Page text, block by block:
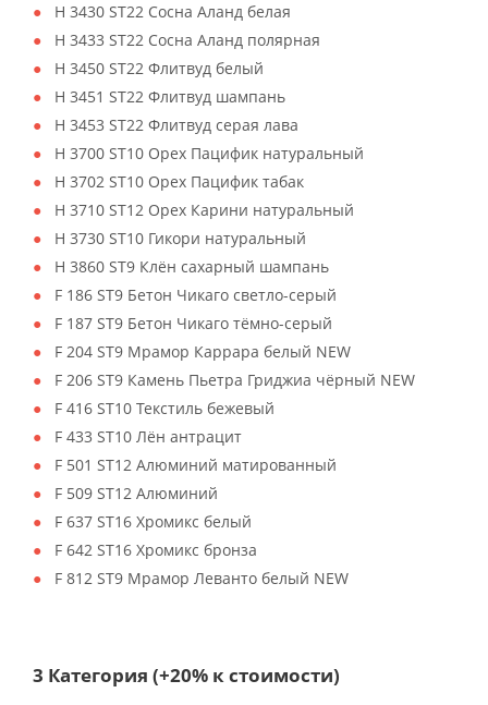
H 3430 ST22 Сосна Аланд белая
H 3433 ST22 Сосна Аланд полярная
H 3450 ST22 Флитвуд белый
H 3451 ST22 Флитвуд шампань
H 3453 ST22 Флитвуд серая лава
H 3700 ST10 Орех Пацифик натуральный
H 3702 ST10 Орех Пацифик табак
H 3710 ST12 Орех Карини натуральный
H 3730 ST10 Гикори натуральный
H 3860 ST9 Клён сахарный шампань
F 186 ST9 Бетон Чикаго светло-серый
F 187 ST9 Бетон Чикаго тёмно-серый
F 204 ST9 Мрамор Каррара белый NEW
F 206 ST9 Камень Пьетра Гриджиа чёрный NEW
F 416 ST10 Текстиль бежевый
F 433 ST10 Лён антрацит
F 501 ST12 Алюминий матированный
F 509 ST12 Алюминий
F 637 ST16 Хромикс белый
F 642 ST16 Хромикс бронза
F 812 ST9 Мрамор Леванто белый NEW
3 Категория (+20% к стоимости)